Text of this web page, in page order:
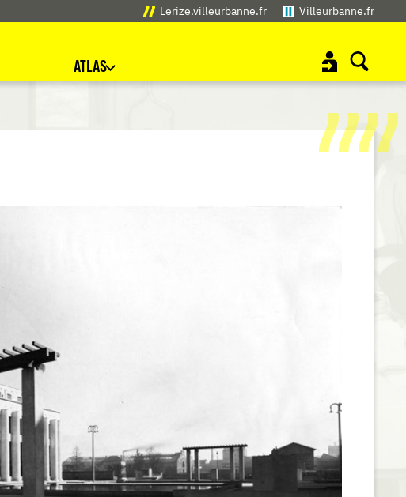
Lerize.villeurbanne.fr Villeurbanne.fr
ATLAS